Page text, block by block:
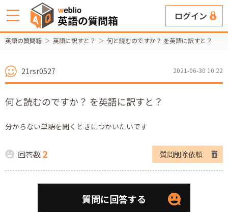
ログイン
英語の質問箱 英語に訳すと？ 何と読むのですか？ を英語に訳すと？
21rsr0527 2021-06-30 10:22
何と読むのですか？ を英語に訳すと？
分からない単語を聞くときにつかいたいです
回答数2 質問削除依頼
質問に回答する